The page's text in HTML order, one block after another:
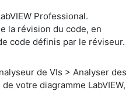
Professional.
la révision du code, en
code définis par le réviseur.
de VIs > Analyser des
votre diagramme LabVIEW,